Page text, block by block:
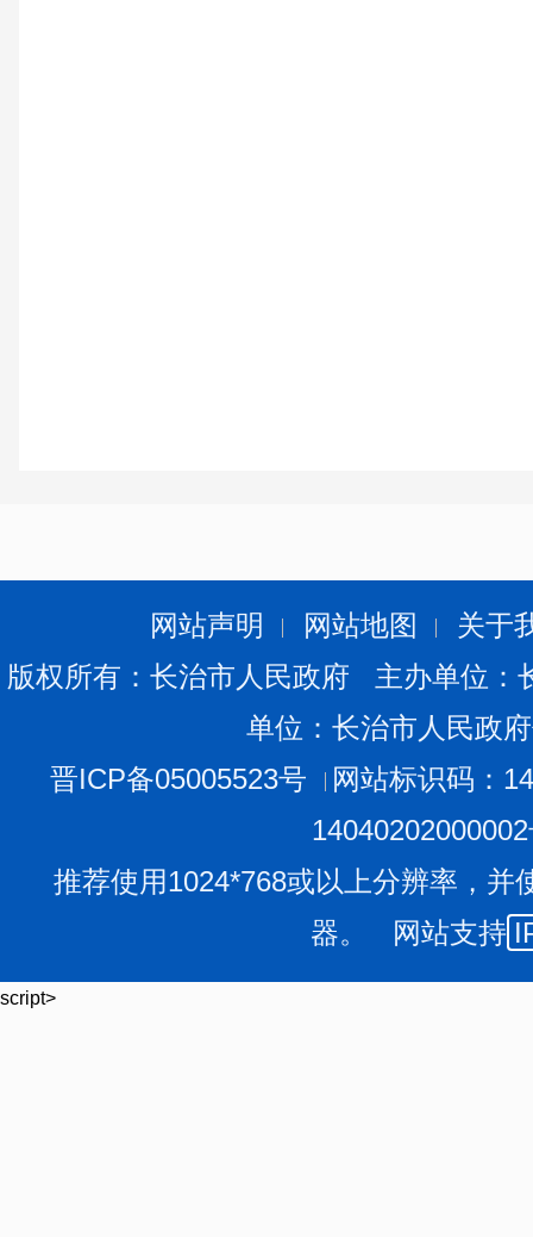
网站声明 网站地图
关于
版权所有：长治市人民政府 主办单位
单位：长治市人民政
晋ICP备05005523号
网站标识码：
推荐使用1024*768或以上分辨率，并
器。 网站支持
script>